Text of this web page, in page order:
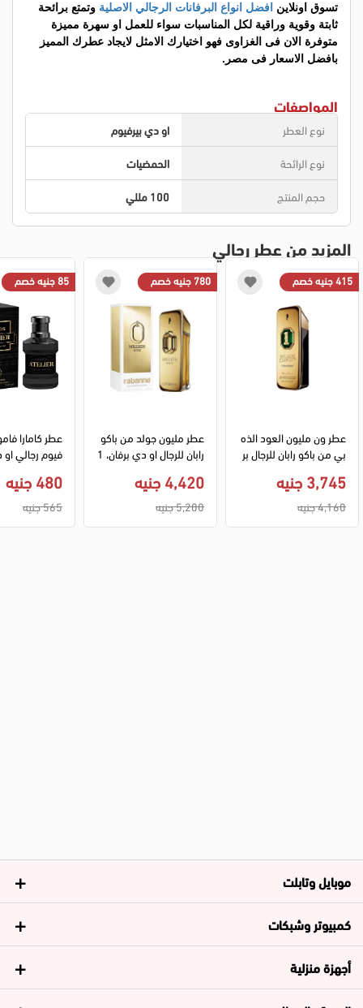
تسوق اونلاين افضل انواع البرفانات الرجالي الاصلية
بافضل الاسعار فى مصر.
المواصفات
نوع العطر
او دي بيرفيوم
نوع الرائحة
الحمضيات
حجم المنتج
100 مللي
المزيد من عطر رجالي
415 جنيه خصم
عطر ون مليون العود الذه
بي من باكو رابان للرجال بر
ر )
3,745 جنيه
4,160 جنيه
780 جنيه خصم
رابان للرجال او دي برفان، 1
4,420 جنيه
5,200 جنيه
85 جنيه خصم
عطر كامارا
فيوم رجالي
480 جنيه
565 جنيه
موبايل وتابلت
كمبيوتر وشبكات
أجهزة منزلية